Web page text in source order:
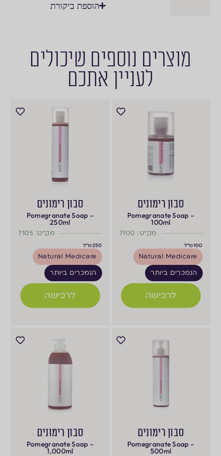
הוספת ביקורת
מוצרים נוספים שיכולים
לעניין אתכם
סבון רימונים
Pomegranate Soap –
100ml
מק"ט: 7100
100מ"ל
Natural Medicare
הנמכרים ביותר
לרכישה
סבון רימונים
Pomegranate Soap –
250ml
מק"ט: 7105
250מ"ל
Natural Medicare
הנמכרים ביותר
לרכישה
סבון רימונים
Pomegranate Soap –
500ml
סבון רימונים
Pomegranate Soap –
1,000ml